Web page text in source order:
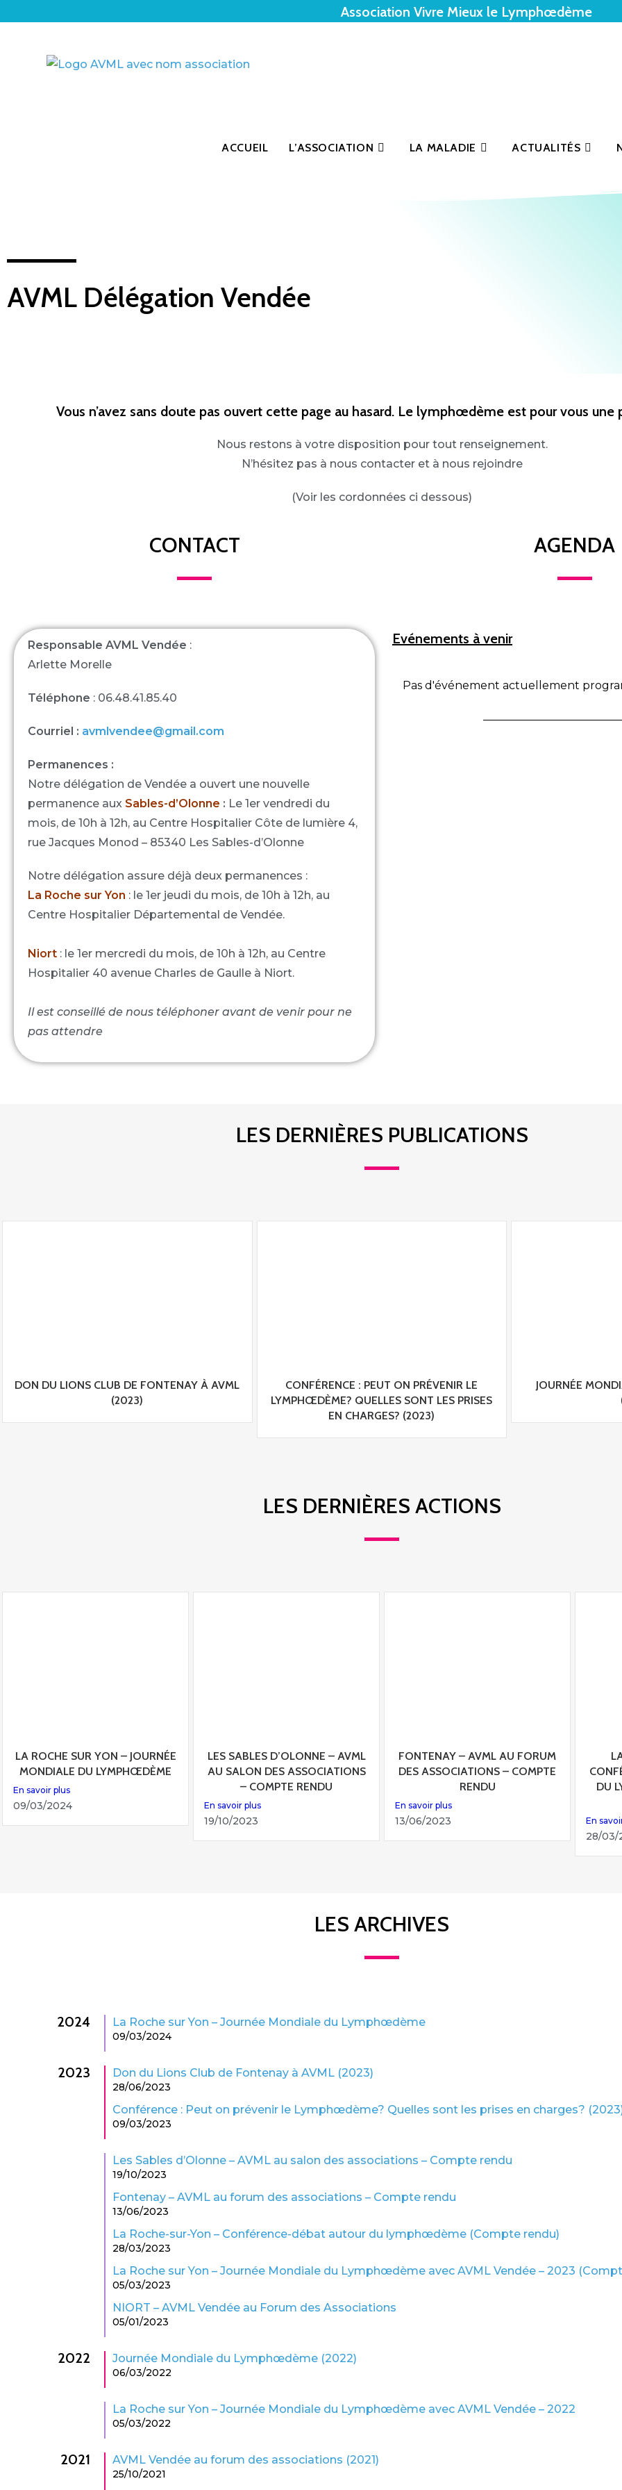
Association Vivre Mieux le Lymphœdème
ACCUEIL L’ASSOCIATION LA MALADIE ACTUALITÉS
AVML Délégation Vendée
Vous n’avez sans doute pas ouvert cette page au hasard. Le lymphœdème est pour vous une
Nous restons à votre disposition pour tout renseignement.
N’hésitez pas à nous contacter et à nous rejoindre
(Voir les cordonnées ci dessous)
CONTACT
Responsable AVML Vendée :
Arlette Morelle
Téléphone : 06.48.41.85.40
Courriel : avmlvendee@gmail.com
Permanences :
Notre délégation de Vendée a ouvert une nouvelle
permanence aux Sables-d’Olonne : Le 1er vendredi du
mois, de 10h à 12h, au Centre Hospitalier Côte de lumière 4,
rue Jacques Monod – 85340 Les Sables-d’Olonne
Notre délégation assure déjà deux permanences :
La Roche sur Yon : le 1er jeudi du mois, de 10h à 12h, au
Centre Hospitalier Départemental de Vendée.
Niort : le 1er mercredi du mois, de 10h à 12h, au Centre
Hospitalier 40 avenue Charles de Gaulle à Niort.
Il est conseillé de nous téléphoner avant de venir pour ne
pas attendre
AGENDA
Evénements à venir
Pas d'événement actuellement
LES DERNIÈRES PUBLICATIONS
DON DU LIONS CLUB DE FONTENAY À AVML
(2023)
CONFÉRENCE : PEUT ON PRÉVENIR LE
LYMPHŒDÈME? QUELLES SONT LES PRISES
EN CHARGES? (2023)
JOURNÉE
LES DERNIÈRES ACTIONS
LA ROCHE SUR YON – JOURNÉE
MONDIALE DU LYMPHŒDÈME
En savoir plus
09/03/2024
LES SABLES D’OLONNE – AVML
AU SALON DES ASSOCIATIONS
– COMPTE RENDU
En savoir plus
19/10/2023
FONTENAY – AVML AU FORUM
DES ASSOCIATIONS – COMPTE
RENDU
En savoir plus
13/06/2023
DU
En
28/03/
LES ARCHIVES
2024 La Roche sur Yon – Journée Mondiale du Lymphœdème
09/03/2024
2023 Don du Lions Club de Fontenay à AVML (2023)
28/06/2023
Conférence : Peut on prévenir le Lymphœdème? Quelles sont les prises en charges?
09/03/2023
Les Sables d’Olonne – AVML au salon des associations – Compte rendu
19/10/2023
Fontenay – AVML au forum des associations – Compte rendu
13/06/2023
La Roche-sur-Yon – Conférence-débat autour du lymphœdème (Compte rendu)
28/03/2023
La Roche sur Yon – Journée Mondiale du Lymphœdème avec AVML Vendée – 2023
05/03/2023
NIORT – AVML Vendée au Forum des Associations
05/01/2023
2022 Journée Mondiale du Lymphœdème (2022)
06/03/2022
La Roche sur Yon – Journée Mondiale du Lymphœdème avec AVML Vendée – 2022
05/03/2022
2021 AVML Vendée au forum des associations (2021)
25/10/2021